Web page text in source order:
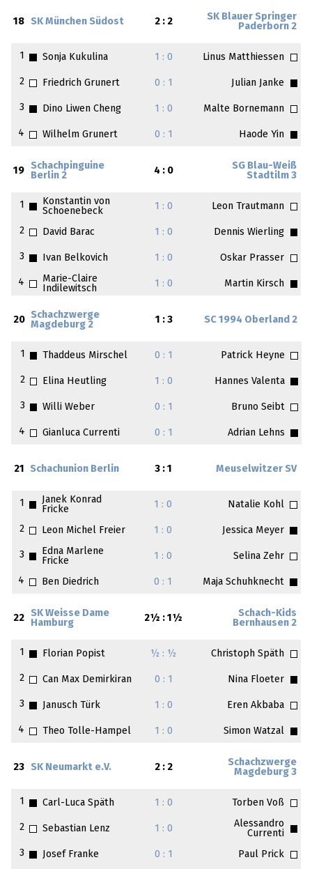
18 SK München Südost 2 : 2
SK Blauer Springer
Paderborn 2
1 Sonja Kukulina 1 : 0 Linus Matthiessen
2 Friedrich Grunert 0 : 1 Julian Janke
3 Dino Liwen Cheng 1 : 0 Malte Bornemann
4 Wilhelm Grunert 0 : 1 Haode Yin
19
Schachpinguine
Berlin 2
4 : 0
SG Blau-Weiß
Stadtilm 3
1
Konstantin von
Schoenebeck
1 : 0 Leon Trautmann
2 David Barac 1 : 0 Dennis Wierling
3 Ivan Belkovich 1 : 0 Oskar Prasser
4
Marie-Claire
Indilewitsch
1 : 0 Martin Kirsch
20
Schachzwerge
Magdeburg 2
1 : 3 SC 1994 Oberland 2
1 Thaddeus Mirschel 0 : 1 Patrick Heyne
2 Elina Heutling 1 : 0 Hannes Valenta
3 Willi Weber 0 : 1 Bruno Seibt
4 Gianluca Currenti 0 : 1 Adrian Lehns
21 Schachunion Berlin 3 : 1 Meuselwitzer SV
1
Janek Konrad
Fricke
1 : 0 Natalie Kohl
2 Leon Michel Freier 1 : 0 Jessica Meyer
3
Edna Marlene
Fricke
1 : 0 Selina Zehr
4 Ben Diedrich 0 : 1 Maja Schuhknecht
22
SK Weisse Dame
Hamburg
2½ : 1½
Schach-Kids
Bernhausen 2
1 Florian Popist ½ : ½ Christoph Späth
2 Can Max Demirkiran 0 : 1 Nina Floeter
3 Janusch Türk 1 : 0 Eren Akbaba
4 Theo Tolle-Hampel 1 : 0 Simon Watzal
23 SK Neumarkt e.V. 2 : 2
Schachzwerge
Magdeburg 3
1 Carl-Luca Späth 1 : 0 Torben Voß
2 Sebastian Lenz 1 : 0
Alessandro
Currenti
3
Josef Franke 0 : 1 Paul Prick